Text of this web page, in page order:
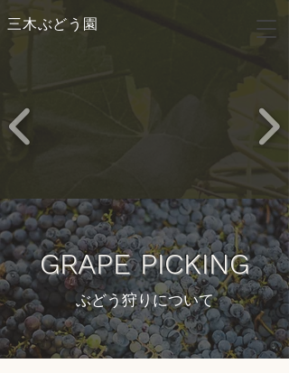
​三木ぶどう園
GRAPE PICKING
ぶどう狩りについて